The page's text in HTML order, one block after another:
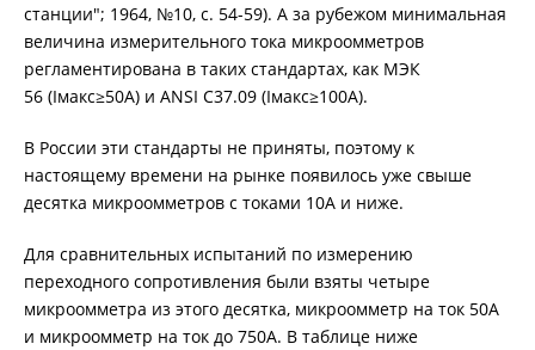
АРХИВ
ПОДОБРАТЬ ПРИБОР
КАТАЛОГ
станции"; 1964, №10, с. 54-59). А за рубежом минимальная
величина измерительного тока микроомметров
регламентирована в таких стандартах, как МЭК
56 (Iмакс≥50A) и ANSI C37.09 (Iмакс≥100A).
В России эти стандарты не приняты, поэтому к
настоящему времени на рынке появилось уже свыше
десятка микроомметров с токами 10А и ниже.
Для сравнительных испытаний по измерению
переходного сопротивления были взяты четыре
микроомметра из этого десятка, микроомметр на ток 50А
и микроомметр на ток до 750А. В таблице ниже